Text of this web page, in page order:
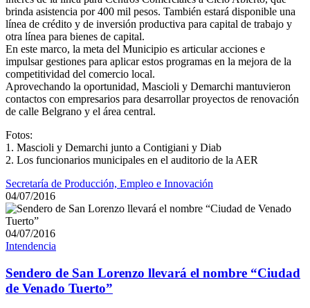
brinda asistencia por 400 mil pesos. También estará disponible una
línea de crédito y de inversión productiva para capital de trabajo y
otra línea para bienes de capital.
En este marco, la meta del Municipio es articular acciones e
impulsar gestiones para aplicar estos programas en la mejora de la
competitividad del comercio local.
Aprovechando la oportunidad, Mascioli y Demarchi mantuvieron
contactos con empresarios para desarrollar proyectos de renovación
de calle Belgrano y el área central.
Fotos:
1. Mascioli y Demarchi junto a Contigiani y Diab
2. Los funcionarios municipales en el auditorio de la AER
Secretaría de Producción, Empleo e Innovación
04/07/2016
04/07/2016
Intendencia
Sendero de San Lorenzo llevará el nombre “Ciudad
de Venado Tuerto”